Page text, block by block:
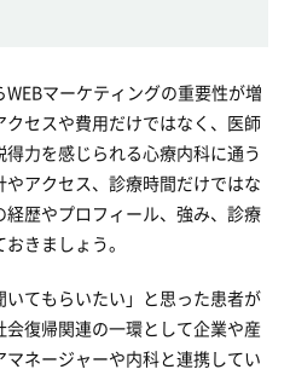
マーケティングの重要性が増
セスや費用だけではなく、医師
力を感じられる心療内科に通う
アクセス、診療時間だけではな
歴やプロフィール、強み、診療
きましょう。
てもらいたい」と思った患者が
復帰関連の一環として企業や産
ネージャーや内科と連携してい